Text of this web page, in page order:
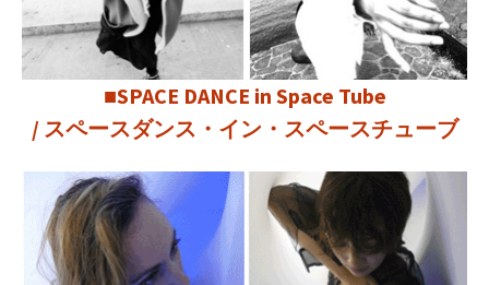
■SPACE DANCE in Space Tube
/ スペースダンス・イン・スペースチューブ